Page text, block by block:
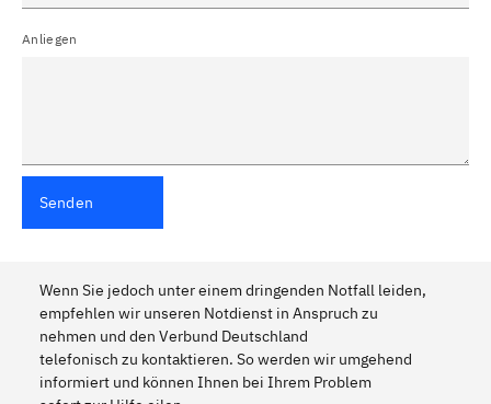
Anliegen
Senden
Wenn Sie jedoch unter einem dringenden Notfall leiden,
empfehlen wir unseren Notdienst in Anspruch zu
nehmen und den Verbund Deutschland
telefonisch zu kontaktieren. So werden wir umgehend
informiert und können Ihnen bei Ihrem Problem